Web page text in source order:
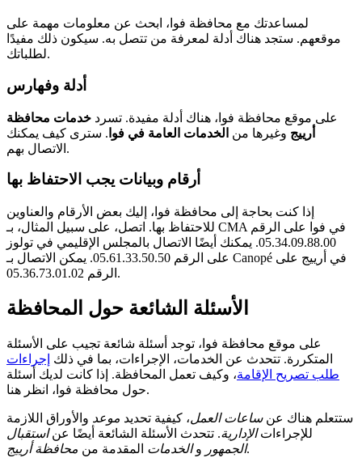
لمساعدتك مع محافظة فوا، ابحث عن معلومات مهمة على
موقعهم. ستجد هناك أدلة لمعرفة من تتصل به. سيكون ذلك مفيدًا
لطلباتك.
أدلة وفهارس
على موقع محافظة فوا، هناك أدلة مفيدة. تسرد خدمات محافظة
أرييج وغيرها من الخدمات العامة في فوا . سترى كيف يمكنك
الاتصال بهم.
أرقام وبيانات يجب الاحتفاظ بها
إذا كنت بحاجة إلى محافظة فوا، إليك بعض الأرقام والعناوين
للاحتفاظ بها. اتصل، على سبيل المثال، بـ CMA في فوا على الرقم
05.34.09.88.00. يمكنك أيضًا الاتصال بالمجلس الإقليمي في تولوز
على الرقم 05.61.33.50.50. يمكن الاتصال بـ Canopé في أرييج على
الرقم 05.36.73.01.02.
الأسئلة الشائعة حول المحافظة
على موقع محافظة فوا، توجد أسئلة شائعة تجيب على الأسئلة
المتكررة. تتحدث عن الخدمات، الإجراءات، بما في ذلك إجراءات
طلب تصريح الإقامة، وكيف تعمل المحافظة. إذا كانت لديك أسئلة
حول محافظة فوا، انظر هنا.
ستتعلم هناك عنساعات العمل، كيفية تحديد موعد والأوراق اللازمة
للإجراءاتالإدارية. تتحدث الأسئلة الشائعة أيضًا عناستقبال
الجمهور والخدمات المقدمة من محافظة أرييج .